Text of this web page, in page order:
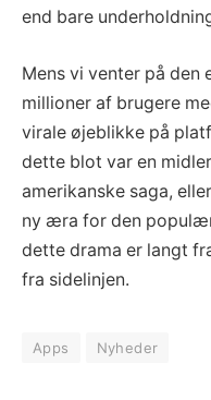
end bare
Mens vi venter på
millioner af brugere
virale øjeblikke på
dette blot var en
amerikanske saga,
ny æra for den
dette drama er langt
fra sidelinjen.
Apps Nyheder